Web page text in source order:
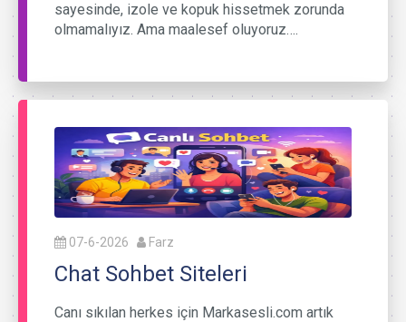
sayesinde, izole ve kopuk hissetmek zorunda
olmamalıyız. Ama maalesef oluyoruz….
07-6-2026 Farz
Chat Sohbet Siteleri
Canı sıkılan herkes için Markasesli.com artık